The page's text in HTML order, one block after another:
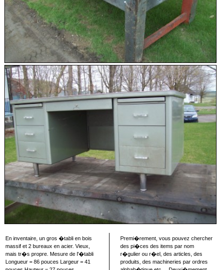
En inventaire, un gros �tabli en bois
massif et 2 bureaux en acier. Vieux,
mais tr�s propre. Mesure de l'�tabli
Longueur = 86 pouces Largeur = 41
Premi�rement, vous pouvez chercher
des pi�ces des items par nom
r�gulier ou r�el, des articles, des
produits, des machineries par ordres